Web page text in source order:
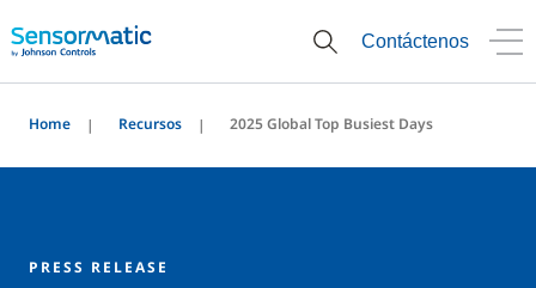
Contáctenos
Home Recursos 2025 Global Top Busiest Days
PRESS RELEASE